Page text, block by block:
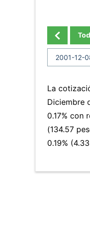
La
Diciembre
0.17% con
(134.57
0.19%